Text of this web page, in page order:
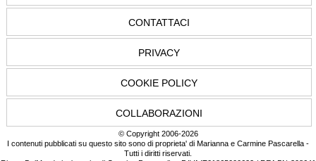
CONTATTACI
PRIVACY
COOKIE POLICY
COLLABORAZIONI
© Copyright 2006-2026
I contenuti pubblicati su questo sito sono di proprieta' di Marianna e Carmine Pascarella -
Tutti i diritti riservati.